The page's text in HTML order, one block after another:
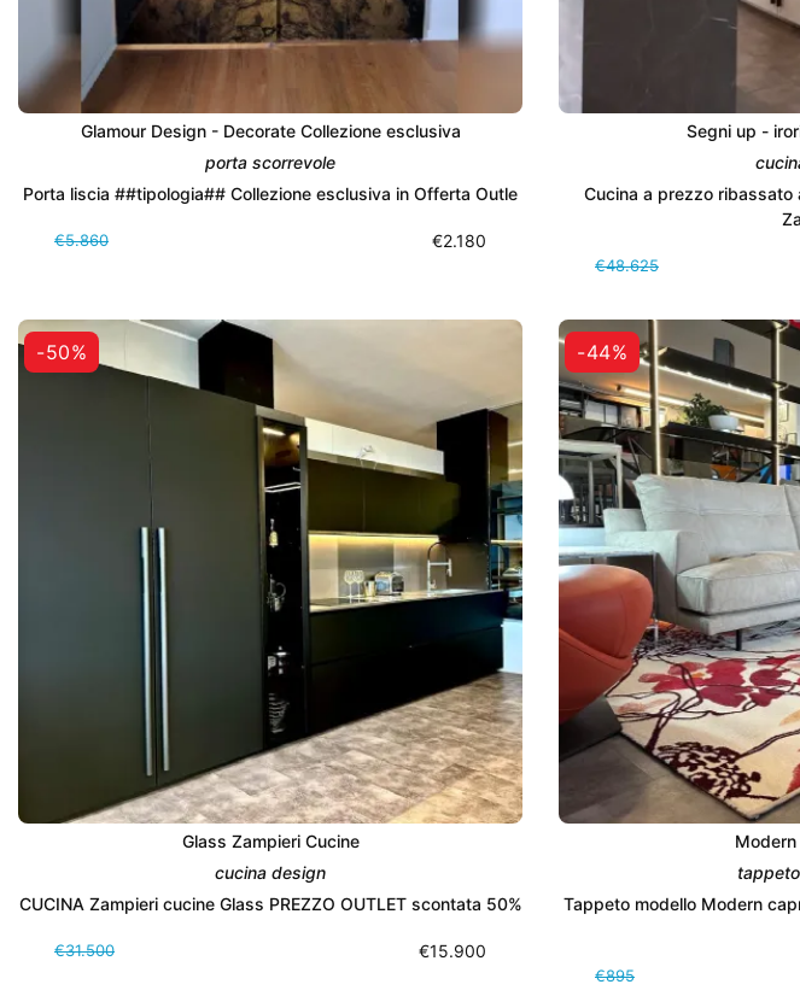
Glamour Design - Decorate Collezione esclusiva
porta scorrevole
Porta liscia ##tipologia## Collezione esclusiva in Offerta Outle
€5.860 €2.180
Segni up -
Cucina a prezzo ribassato
€48.625
-50%
Glass Zampieri Cucine
cucina design
CUCINA Zampieri cucine Glass PREZZO OUTLET scontata 50%
€31.500 €15.900
-44%
Tappeto modello Modern
€895